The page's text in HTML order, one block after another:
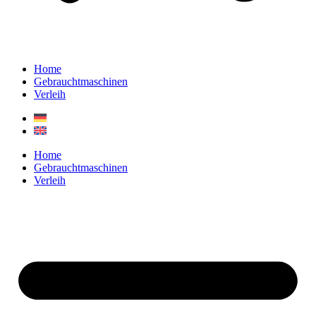
Home
Gebrauchtmaschinen
Verleih
Home
Gebrauchtmaschinen
Verleih